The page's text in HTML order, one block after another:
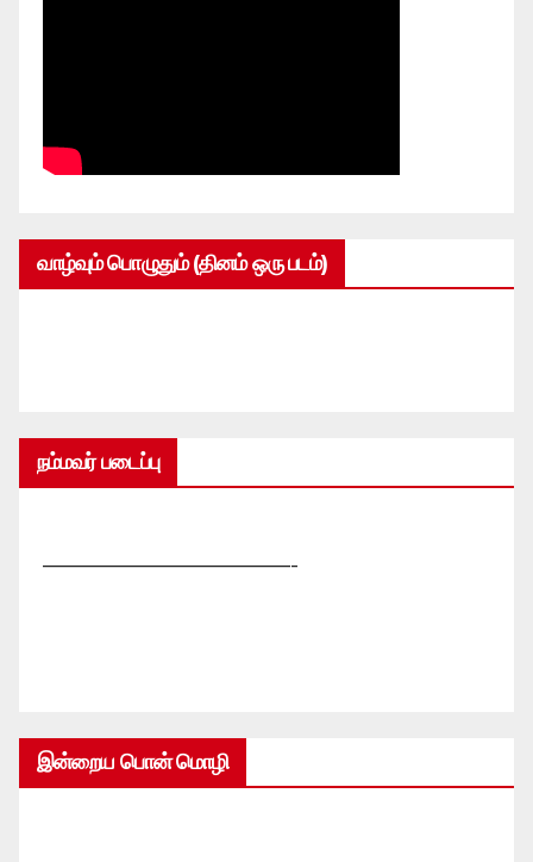
வாழ்வும் பொழுதும் (தினம் ஒரு படம்)
நம்மவர் படைப்பு
—————————————-
இன்றைய பொன் மொழி